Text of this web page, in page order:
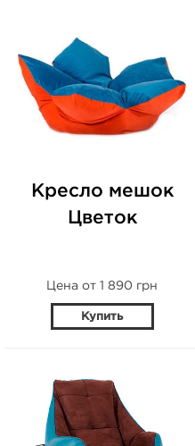
Кресло мешок
Цветок
Цена от 1 890 грн
Купить